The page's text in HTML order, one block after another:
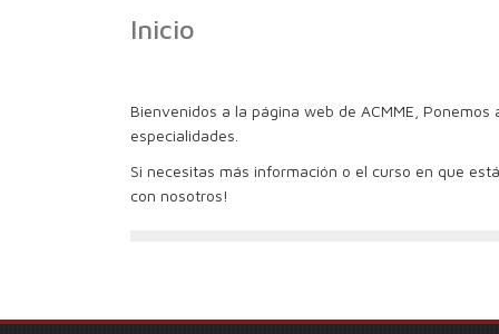
Inicio
Bienvenidos a la página web de ACMME,
especialidades.
Si necesitas más información o el curso en que
con nosotros!
de